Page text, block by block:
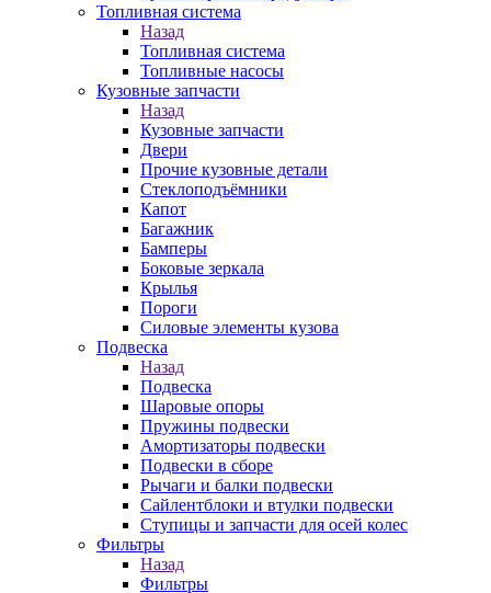
Топливная система
Назад
Топливная система
Топливные насосы
Кузовные запчасти
Назад
Кузовные запчасти
Двери
Прочие кузовные детали
Стеклоподъёмники
Капот
Багажник
Бамперы
Боковые зеркала
Крылья
Пороги
Силовые элементы кузова
Подвеска
Назад
Подвеска
Шаровые опоры
Пружины подвески
Амортизаторы подвески
Подвески в сборе
Рычаги и балки подвески
Сайлентблоки и втулки подвески
Ступицы и запчасти для осей колес
Фильтры
Назад
Фильтры